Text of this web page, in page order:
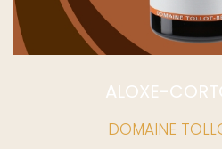
ALOXE-
DOMAINE